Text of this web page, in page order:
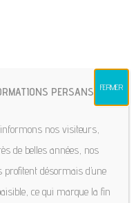
close
PERSANS
nos visiteurs,
de belles années, nos
profitent désormais d’une
ce qui marque la fin
FERMER